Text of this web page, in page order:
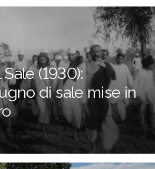
(1930):
di sale mise in